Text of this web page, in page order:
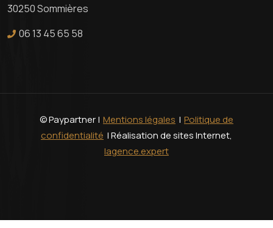
30250 Sommières
06 13 45 65 58
© Paypartner | Mentions légales | Politique de
confidentialité | Réalisation de sites Internet,
lagence.expert